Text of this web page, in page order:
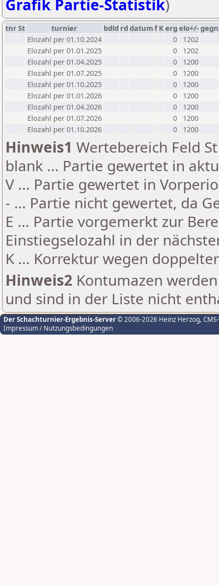
Grafik Partie-Statistik)
tnrSt turnier bdld rd datumf Kerg elo+/-
Elozahl per 01.10.2024
0
1202
Elozahl per 01.01.2025
0
1202
Elozahl per 01.04.2025
0
1200
Elozahl per 01.07.2025
0
1200
Elozahl per 01.10.2025
0
1200
Elozahl per 01.01.2026
0
1200
Elozahl per 01.04.2026
0
1200
Elozahl per 01.07.2026
0
1200
Elozahl per 01.10.2026
0 1200
Hinweis1 Wertebereich Feld
blank ... Partie gewertet in
V ... Partie gewertet in
- ... Partie nicht gewertet, da
E ... Partie vorgemerkt zur
Einstiegselozahl in der
K ... Korrektur wegen
Hinweis2 Kontumazen
und sind in der Liste nicht
Der Schachturnier-Ergebnis-Server© 2006-2026 Heinz Herzog,
Impressum / Nutzungsbedingungen